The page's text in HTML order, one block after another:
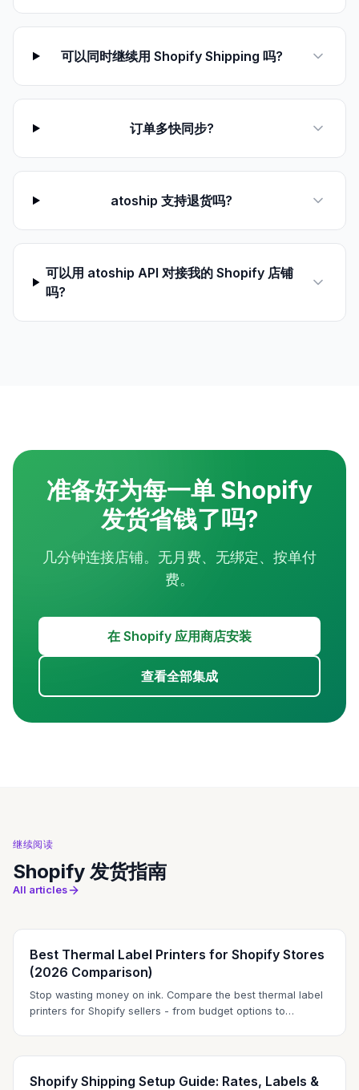
可以同时继续用 Shopify Shipping 吗?
订单多快同步?
atoship 支持退货吗?
可以用 atoship API 对接我的 Shopify 店铺
吗?
准备好为每一单 Shopify
发货省钱了吗?
几分钟连接店铺。无月费、无绑定、按单付
费。
在 Shopify 应用商店安装
查看全部集成
继续阅读
Shopify 发货指南
All articles
Best Thermal Label Printers for Shopify Stores
(2026 Comparison)
Stop wasting money on ink. Compare the best thermal label
printers for Shopify sellers - from budget options to
Shopify Shipping Setup Guide: Rates, Labels &